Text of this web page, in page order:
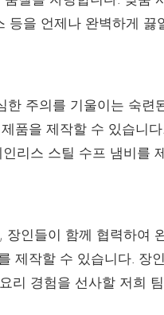
을 언제나 완벽하게 끓
주의를 기울이는 숙련
품을 제작할 수 있습니
리스 스틸 수프 냄비를
인들이 함께 협력하여
제작할 수 있습니다. 장
리 경험을 선사할 저희